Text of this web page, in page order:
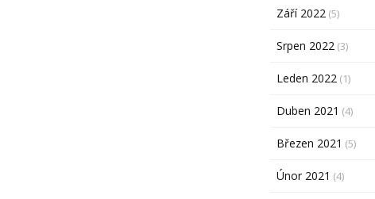
Září 2022 (5)
Srpen 2022 (3)
Leden 2022 (1)
Duben 2021 (4)
Březen 2021 (5)
Únor 2021 (4)